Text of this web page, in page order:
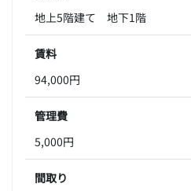
地上5階建て 地下1階
賃料
94,000円
管理費
5,000円
間取り